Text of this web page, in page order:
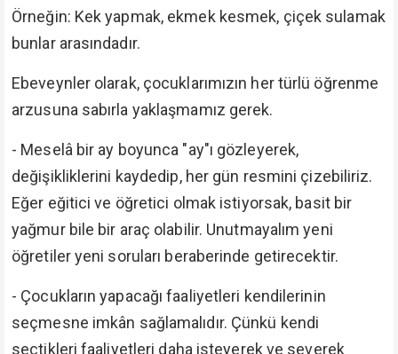
Örneğin: Kek yapmak, ekmek kesmek, çiçek sulamak
bunlar arasındadır.
Ebeveynler olarak, çocuklarımızın her türlü öğrenme
arzusuna sabırla yaklaşmamız gerek.
- Meselâ bir ay boyunca "ay"ı gözleyerek,
değişikliklerini kaydedip, her gün resmini çizebiliriz.
Eğer eğitici ve öğretici olmak istiyorsak, basit bir
yağmur bile bir araç olabilir. Unutmayalım yeni
öğretiler yeni soruları beraberinde getirecektir.
- Çocukların yapacağı faaliyetleri kendilerinin
seçmesne imkân sağlamalıdır. Çünkü kendi
seçtikleri faaliyetleri daha isteyerek ve severek